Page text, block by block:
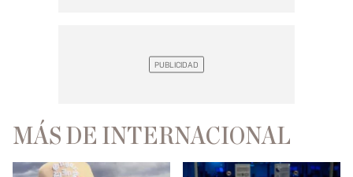
MÁS DE INTERNACIONAL